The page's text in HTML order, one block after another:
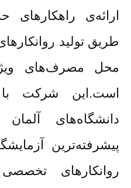
ارائه‌ی راهکارهای
طریق تولید
محل مصرف‌های
است.این شرکت
دانشگاه‌های
پیشرفته‌ترین
روانکارهای